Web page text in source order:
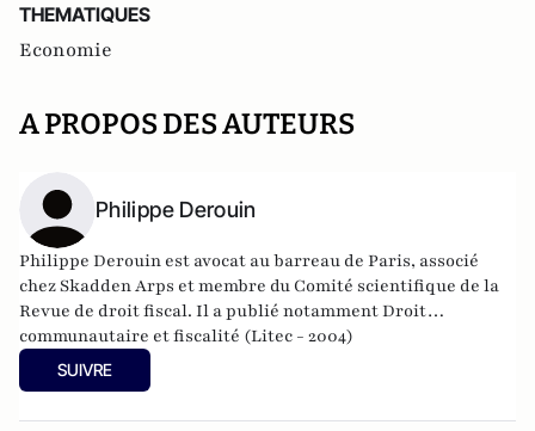
THEMATIQUES
Economie
A PROPOS DES AUTEURS
Philippe Derouin
Philippe Derouin est avocat au barreau de Paris, associé
chez Skadden Arps et membre du Comité scientifique de la
Revue de droit fiscal. Il a publié notammentDroit
communautaire et fiscalité (Litec - 2004)
SUIVRE